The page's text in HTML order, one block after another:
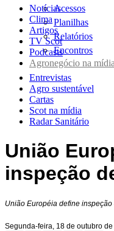
Acessos
Planilhas
Relatórios
Encontros
Notícias
Clima
Artigos
TV Scot
Podcasts
Agronegócio na mídia
Entrevistas
Agro sustentável
Cartas
Scot na mídia
Radar Sanitário
União
inspeção
União Européia define
Segunda-feira, 18 de outubro